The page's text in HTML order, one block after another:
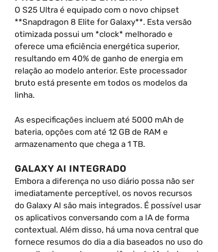
O S25 Ultra é equipado com o novo chipset
**Snapdragon 8 Elite for Galaxy**. Esta versão
otimizada possui um *clock* melhorado e
oferece uma eficiência energética superior,
resultando em 40% de ganho de energia em
relação ao modelo anterior. Este processador
bruto está presente em todos os modelos da
linha.
As especificações incluem até 5000 mAh de
bateria, opções com até 12 GB de RAM e
armazenamento que chega a 1 TB.
GALAXY AI INTEGRADO
Embora a diferença no uso diário possa não ser
imediatamente perceptível, os novos recursos
do Galaxy AI são mais integrados. É possível usar
os aplicativos conversando com a IA de forma
contextual. Além disso, há uma nova central que
fornece resumos do dia a dia baseados no uso do